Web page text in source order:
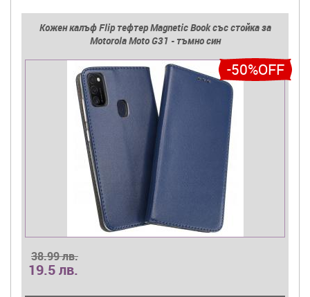
Кожен калъф Flip тефтер Magnetic Book със стойка за
Motorola Moto G31 - тъмно син
-50%OFF
38.99 лв.
19.5 лв.